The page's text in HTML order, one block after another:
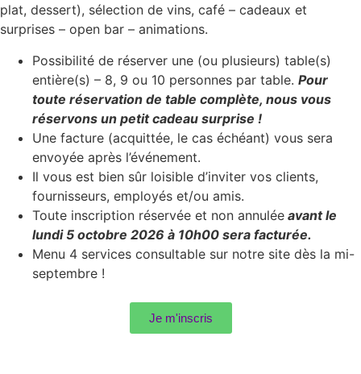
plat, dessert), sélection de vins, café – cadeaux et
surprises – open bar – animations.
Possibilité de réserver une (ou plusieurs) table(s)
entière(s) – 8, 9 ou 10 personnes par table. Pour
toute réservation de table complète, nous vous
réservons un petit cadeau surprise !
Une facture (acquittée, le cas échéant) vous sera
envoyée après l’événement.
Il vous est bien sûr loisible d’inviter vos clients,
fournisseurs, employés et/ou amis.
Toute inscription réservée et non annulée avant le
lundi 5 octobre 2026 à 10h00 sera facturée.
Menu 4 services consultable sur notre site dès la mi-
septembre !
Je m'inscris